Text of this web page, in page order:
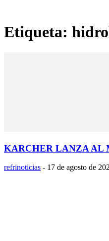
Etiqueta:
KARCHER LANZA AL
refrinoticias - 17 de agosto de